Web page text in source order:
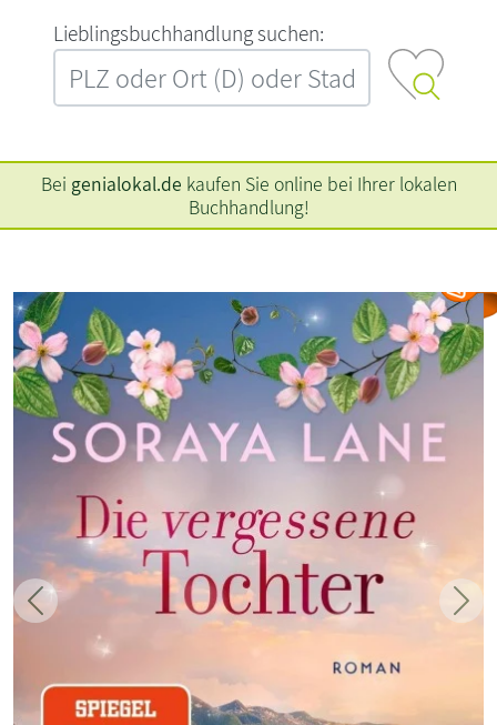
L‍i‍e‍b‍l‍i‍n‍g‍s‍b‍u‍c‍h‍h‍a‍n‍d‍l‍u‍n‍g‍ ‍s‍u‍c‍h‍e‍n‍:‍
Bei genialokal.de kaufen Sie online bei Ihrer lokalen
Buchhandlung!
Zurück